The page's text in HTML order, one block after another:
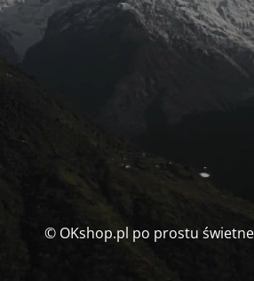
© OKshop.pl po prostu